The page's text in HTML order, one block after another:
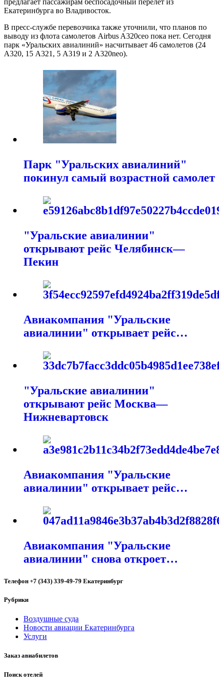
Екатеринбурга во Владивосток.
В пресс-службе перевозчика также уточнили, что планов по
выводу из флота самолетов Airbus A320ceo пока нет. Сегодня
парк «Уральских авиалиний» насчитывает 46 самолетов (24
А320, 15 А321, 5 А319 и 2 A320neo).
Парк "Уральских авиалиний"
покинул самый возрастной самолет
"Уральские авиалинии"
открывают рейс Челябинск—
Пекин
Авиакомпания "Уральские
авиалинии" открывает рейс…
"Уральские авиалинии"
открывают рейс Москва—
Нижневартовск
Авиакомпания "Уральские
авиалинии" открывает рейс…
Авиакомпания "Уральские
авиалинии" снова откроет…
Телефон +7 (343) 339-49-79 Екатеринбург
Рубрики
Воздушные суда
Новости авиации Екатеринбурга
Услуги
Заказ авиабилетов
Поиск отелей